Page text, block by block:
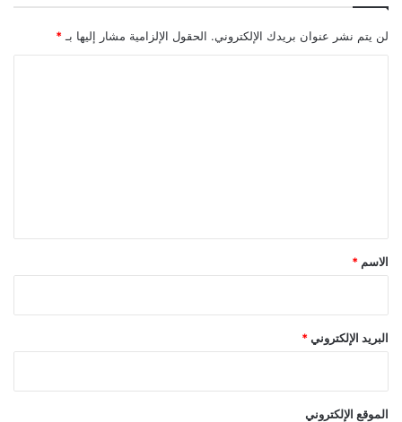
لن يتم نشر عنوان بريدك الإلكتروني. الحقول الإلزامية مشار إليها بـ *
*
الاسم *
البريد الإلكتروني *
الموقع الإلكتروني